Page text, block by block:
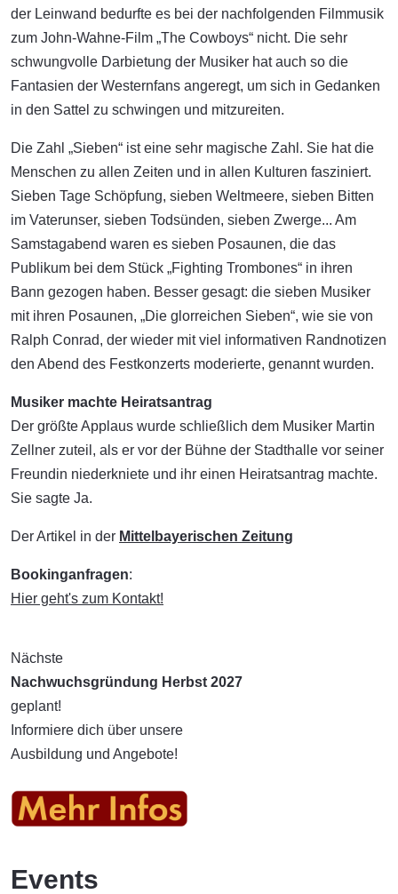
der Leinwand bedurfte es bei der nachfolgenden Filmmusik
zum John-Wahne-Film „The Cowboys“ nicht. Die sehr
schwungvolle Darbietung der Musiker hat auch so die
Fantasien der Westernfans angeregt, um sich in Gedanken
in den Sattel zu schwingen und mitzureiten.
Die Zahl „Sieben“ ist eine sehr magische Zahl. Sie hat die
Menschen zu allen Zeiten und in allen Kulturen fasziniert.
Sieben Tage Schöpfung, sieben Weltmeere, sieben Bitten
im Vaterunser, sieben Todsünden, sieben Zwerge... Am
Samstagabend waren es sieben Posaunen, die das
Publikum bei dem Stück „Fighting Trombones“ in ihren
Bann gezogen haben. Besser gesagt: die sieben Musiker
mit ihren Posaunen, „Die glorreichen Sieben“, wie sie von
Ralph Conrad, der wieder mit viel informativen Randnotizen
den Abend des Festkonzerts moderierte, genannt wurden.
Musiker machte Heiratsantrag
Der größte Applaus wurde schließlich dem Musiker Martin
Zellner zuteil, als er vor der Bühne der Stadthalle vor seiner
Freundin niederkniete und ihr einen Heiratsantrag machte.
Sie sagte Ja.
Der Artikel in der Mittelbayerischen Zeitung
Bookinganfragen:
Hier geht's zum Kontakt!
Nächste
Nachwuchsgründung Herbst 2027
geplant!
Informiere dich über unsere
Ausbildung und Angebote!
Events